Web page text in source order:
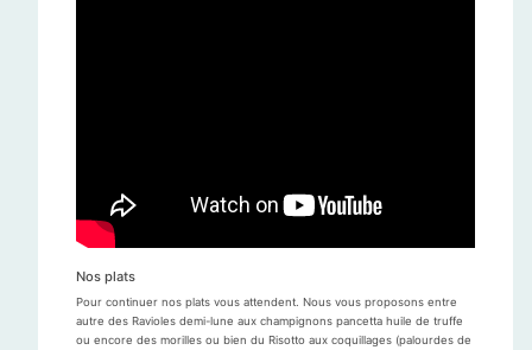
Nos plats
Pour continuer nos plats vous attendent. Nous vous proposons entre
autre des Ravioles demi-lune aux champignons pancetta huile de truffe
ou encore des morilles ou bien du Risotto aux coquillages (palourdes de